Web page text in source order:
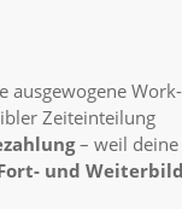
ausgewogene
Zeiteinteilung
– weil
und